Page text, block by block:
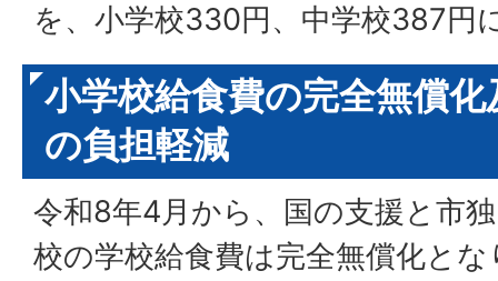
を、小学校330円、中学校387円
小学校給食費の完全無償
の負担軽減
令和8年4月から、国の支援と市
校の学校給食費は完全無償化と